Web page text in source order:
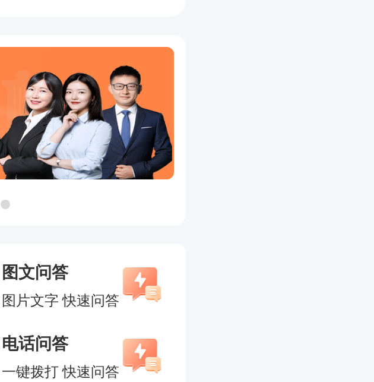
内容偏重理解和记
运营管理等常见知识
业背景要求不高，案
律性较强。
员
通常是比较稳妥的选
图文问答
图片文字 快速问答
电话问答
一键拨打 快速问答